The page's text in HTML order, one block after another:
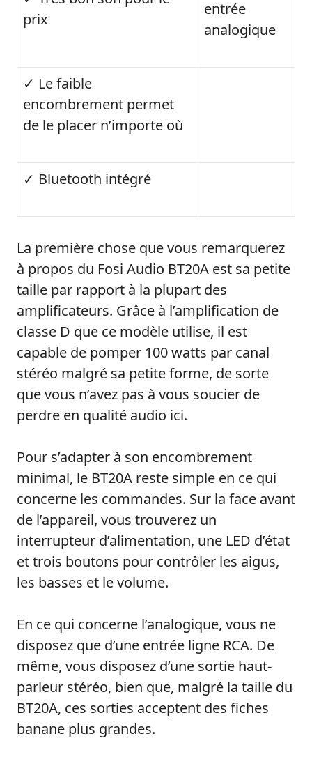
prix
entrée
analogique
✓ Le faible
encombrement permet
de le placer n’importe où
✓ Bluetooth intégré
La première chose que vous remarquerez
à propos du Fosi Audio BT20A est sa petite
taille par rapport à la plupart des
amplificateurs. Grâce à l’amplification de
classe D que ce modèle utilise, il est
capable de pomper 100 watts par canal
stéréo malgré sa petite forme, de sorte
que vous n’avez pas à vous soucier de
perdre en qualité audio ici.
Pour s’adapter à son encombrement
minimal, le BT20A reste simple en ce qui
concerne les commandes. Sur la face avant
de l’appareil, vous trouverez un
interrupteur d’alimentation, une LED d’état
et trois boutons pour contrôler les aigus,
les basses et le volume.
En ce qui concerne l’analogique, vous ne
disposez que d’une entrée ligne RCA. De
même, vous disposez d’une sortie haut-
parleur stéréo, bien que, malgré la taille du
BT20A, ces sorties acceptent des fiches
banane plus grandes.